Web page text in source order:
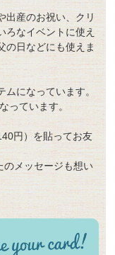
出産のお祝い、クリ
ろなイベントに使え
の日などにも使えま
ムになっています。
っています。
円）を貼ってお友
のメッセージも想い